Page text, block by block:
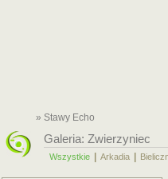
» Stawy Echo
Galeria: Zwierzyniec
Wszystkie Arkadia